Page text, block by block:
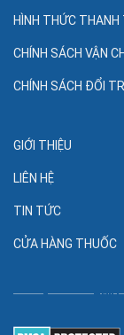
HÌNH THỨC THANH
CHÍNH SÁCH VẬN
CHÍNH SÁCH ĐỔI
GIỚI THIỆU
LIÊN HỆ
TIN TỨC
CỬA HÀNG THUỐC